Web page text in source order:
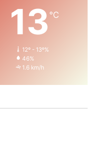
13 ℃
12º - 13º%
46%
1.6 km/h